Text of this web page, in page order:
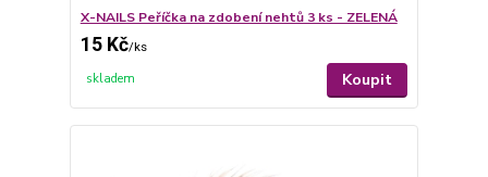
X-NAILS Peříčka na zdobení nehtů 3 ks - ZELENÁ
15 Kč/ks
skladem Koupit